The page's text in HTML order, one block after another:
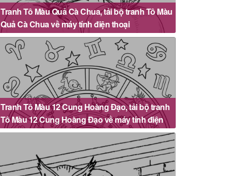
Tranh Tô Màu Quả Cà Chua, tải bộ tranh Tô Màu
Quả Cà Chua về máy tính điện thoại
Tranh Tô Màu 12 Cung Hoàng Đạo, tải bộ tranh
Tô Màu 12 Cung Hoàng Đạo về máy tính điện
thoại